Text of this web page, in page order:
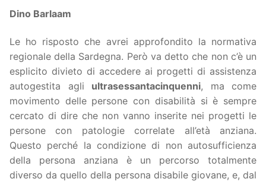
Dino Barlaam
Le ho risposto che avrei approfondito la normativa
regionale della Sardegna. Però va detto che non c’è un
esplicito divieto di accedere ai progetti di assistenza
autogestita agli ultrasessantacinquenni, ma come
movimento delle persone con disabilità si è sempre
cercato di dire che non vanno inserite nei progetti le
persone con patologie correlate all’età anziana.
Questo perché la condizione di non autosufficienza
della persona anziana è un percorso totalmente
diverso da quello della persona disabile giovane, e, dal